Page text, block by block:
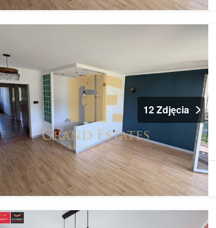
12 Zdjęcia